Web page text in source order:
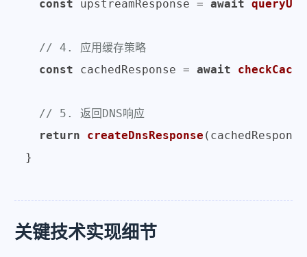
const upstreamResponse = await
// 4. 应用缓存策略
const cachedResponse = await checkCache
// 5. 返回DNS响应
return
createDnsResponse
关键技术实现细节